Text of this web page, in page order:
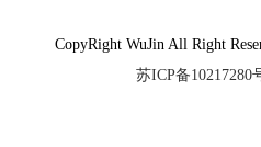
CopyRight WuJin All Right
苏ICP备